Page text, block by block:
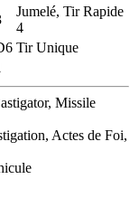
Jumelé, Tir Rapide
4
Tir Unique
Missile
Actes de Foi,